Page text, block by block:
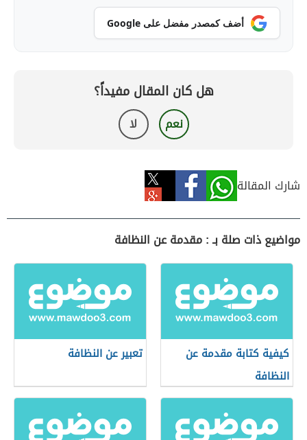
أضف كمصدر مفضل على Google
هل كان المقال مفيداً؟
نعم لا
شارك المقالة
مواضيع ذات صلة بـ : مقدمة عن النظافة
كيفية كتابة مقدمة عن
النظافة
تعبير عن النظافة